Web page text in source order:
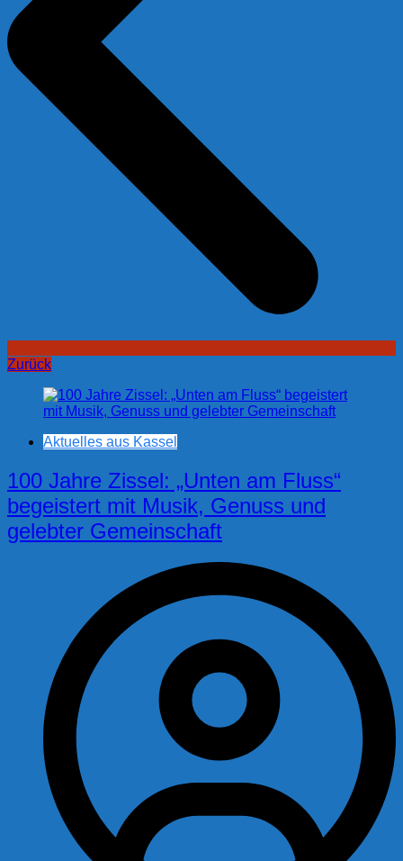
Zurück
Aktuelles aus Kassel
100 Jahre Zissel: „Unten am Fluss“
begeistert mit Musik, Genuss und
gelebter Gemeinschaft